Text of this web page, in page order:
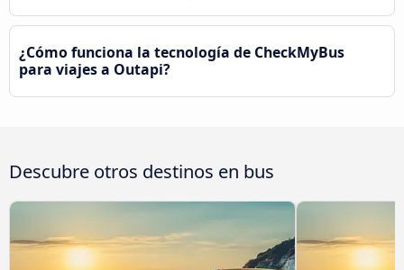
¿Cómo funciona la tecnología de CheckMyBus
para viajes a Outapi?
Descubre otros destinos en bus